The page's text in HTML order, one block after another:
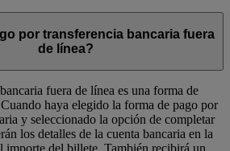
por transferencia bancaria fuera
de línea?
fuera de línea es una forma de
haya elegido la forma de pago por
y seleccionado la opción de completar
los detalles de la cuenta bancaria en la